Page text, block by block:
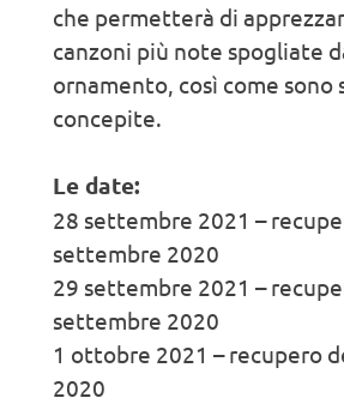
che permetterà di
canzoni più note spogliate
ornamento, così come sono
concepite.
Le date:
28 settembre 2021 –
settembre 2020
29 settembre 2021 –
settembre 2020
1 ottobre 2021 – recupero
2020